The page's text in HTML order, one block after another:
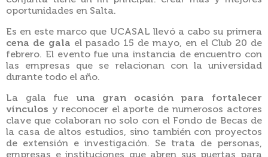
oportunidades en Salta.
Es en este marco que UCASAL llevó a cabo su primera
cena de gala el pasado 15 de mayo, en el Club 20 de
febrero. El evento fue una instancia de encuentro con
las empresas que se relacionan con la universidad
durante todo el año.
La gala fue una gran ocasión para fortalecer
vínculos y reconocer el aporte de numerosos actores
clave que colaboran no solo con el Fondo de Becas de
la casa de altos estudios, sino también con proyectos
de extensión e investigación. Se trata de personas,
empresas e instituciones que abren sus puertas para